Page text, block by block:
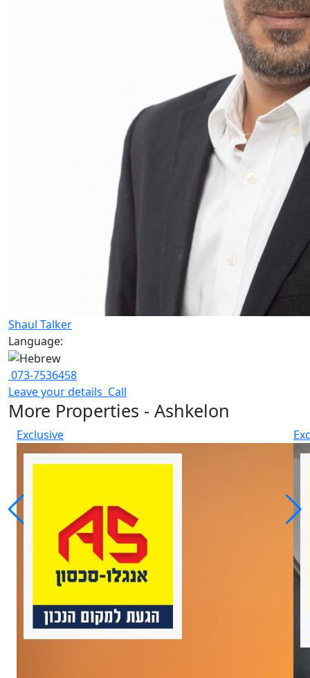
Shaul Talker
Language:
073-7536458
Leave your details Call
More Properties - Ashkelon
Exclusive